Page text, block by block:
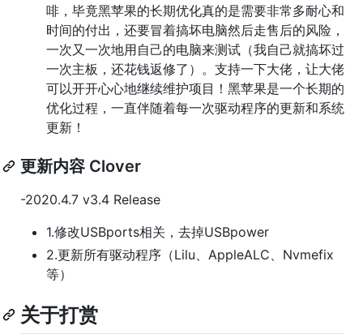
啡，毕竟黑苹果的长期优化真的是需要非常多耐心和
时间的付出，还要冒着搞坏电脑然后走售后的风险，
一次又一次地用自己的电脑来测试（我自己就搞坏过
一次主板，还花钱返修了）。支持一下大佬，让大佬
可以开开心心地继续维护项目！黑苹果是一个长期的
优化过程，一直伴随着每一次驱动程序的更新和系统
更新！
更新内容 Clover
-2020.4.7 v3.4 Release
1.修改USBports相关，去掉USBpower
2.更新所有驱动程序（Lilu、AppleALC、Nvmefix
等）
关于打赏